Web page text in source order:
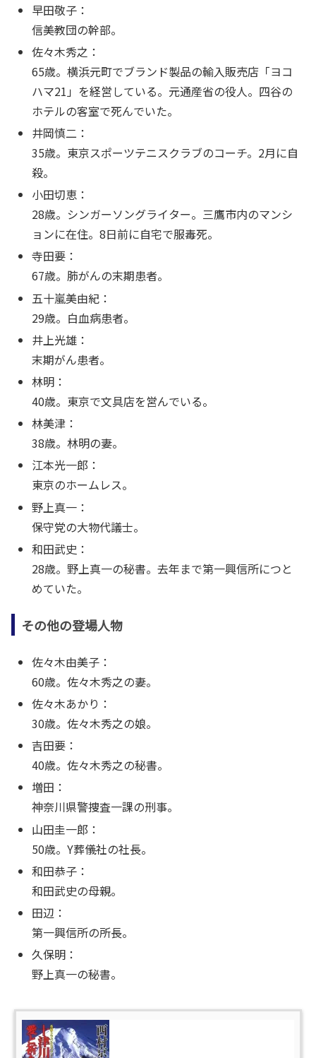
早田敬子：
信美教団の幹部。
佐々木秀之：
65歳。横浜元町でブランド製品の輸入販売店「ヨコ
ハマ21」を経営している。元通産省の役人。四谷の
ホテルの客室で死んでいた。
井岡慎二：
35歳。東京スポーツテニスクラブのコーチ。2月に自
殺。
小田切恵：
28歳。シンガーソングライター。三鷹市内のマンシ
ョンに在住。8日前に自宅で服毒死。
寺田要：
67歳。肺がんの末期患者。
五十嵐美由紀：
29歳。白血病患者。
井上光雄：
末期がん患者。
林明：
40歳。東京で文具店を営んでいる。
林美津：
38歳。林明の妻。
江本光一郎：
東京のホームレス。
野上真一：
保守党の大物代議士。
和田武史：
28歳。野上真一の秘書。去年まで第一興信所につと
めていた。
その他の登場人物
佐々木由美子：
60歳。佐々木秀之の妻。
佐々木あかり：
30歳。佐々木秀之の娘。
吉田要：
40歳。佐々木秀之の秘書。
増田：
神奈川県警捜査一課の刑事。
山田圭一郎：
50歳。Y葬儀社の社長。
和田恭子：
和田武史の母親。
田辺：
第一興信所の所長。
久保明：
野上真一の秘書。